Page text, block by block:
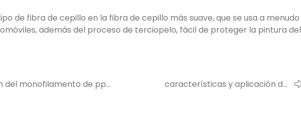
de fibra de cepillo en la fibra de cepillo más suave, que se usa a menudo
además del proceso de terciopelo, fácil de proteger la pintura del
del monofilamento de pp
características y aplicación del